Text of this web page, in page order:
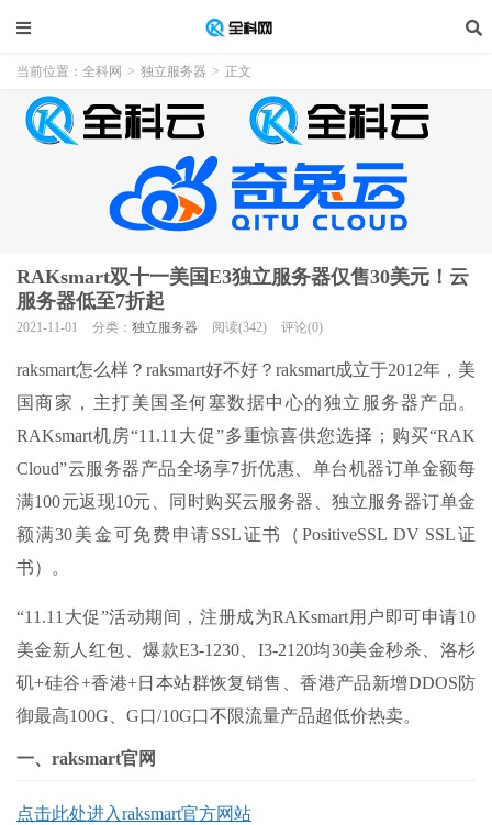
当前位置： 全科网 > 独立服务器 > 正文
RAKsmart双十一美国E3独立服务器仅售30美元！云
服务器低至7折起
2021-11-01 分类： 独立服务器 阅读(342) 评论(0)
raksmart怎么样？raksmart好不好？raksmart成立于2012年，美
国商家，主打美国圣何塞数据中心的独立服务器产品。
RAKsmart机房“11.11大促”多重惊喜供您选择；购买“RAK
Cloud”云服务器产品全场享7折优惠、单台机器订单金额每
满100元返现10元、同时购买云服务器、独立服务器订单金
额满30美金可免费申请SSL证书（PositiveSSL DV SSL证
书）。
“11.11大促”活动期间，注册成为RAKsmart用户即可申请10
美金新人红包、爆款E3-1230、I3-2120均30美金秒杀、洛杉
矶+硅谷+香港+日本站群恢复销售、香港产品新增DDOS防
御最高100G、G口/10G口不限流量产品超低价热卖。
一、raksmart官网
点击此处进入raksmart官方网站